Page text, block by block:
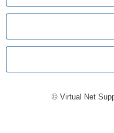
© Virtual Net